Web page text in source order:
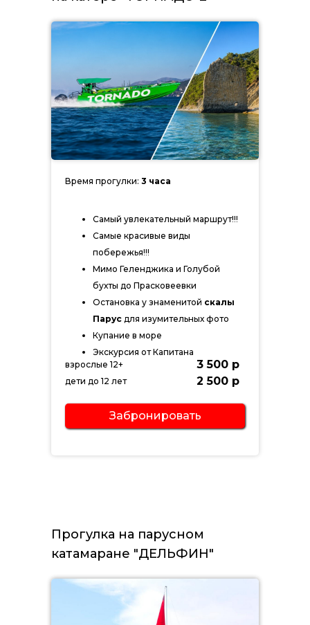
Самый увлекательный маршрут!!!
Самые красивые виды
побережья!!!
Мимо Геленджика и Голубой
бухты до Прасковеевки
Остановка у знаменитой скалы
Парус для изумительных фото
Купание в море
Экскурсия от Капитана
Забронировать
взрослые 12+
дети до 12 лет
3 500 р
2 500 р
Время прогулки: 3 часа
Прогулка на парусном
катамаране "ДЕЛЬФИН"